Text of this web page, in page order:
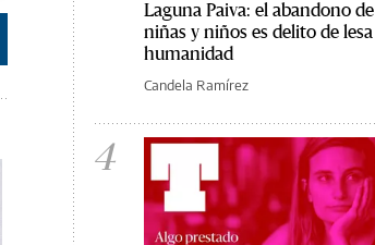
Laguna Paiva: el abandono de
niñas y niños es delito de lesa
humanidad
Candela Ramírez
4